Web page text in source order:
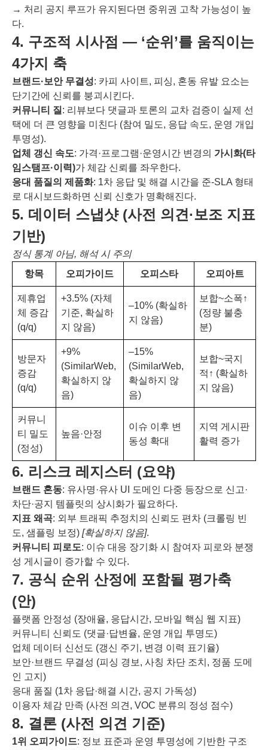
→ 처리 공지 루프가 유지된다면 중위권 고착 가능성이 높
다.
4. 구조적 시사점 — ‘순위’를 움직이는
4가지 축
브랜드·보안 무결성: 카피 사이트, 피싱, 혼동 유발 요소는
단기간에 신뢰를 붕괴시킨다.
커뮤니티 질 : 리뷰보다 댓글과 토론의 교차 검증이 실제 선
택에 더 큰 영향을 미친다 (참여 밀도, 응답 속도, 운영 개입
투명성).
업체 갱신 속도: 가격·프로그램·운영시간 변경의 가시화(타
임스탬프·이력)가 체감 신뢰를 좌우한다.
응대 품질의 제품화: 1차 응답 및 해결 시간을 준-SLA 형태
로 대시보드화하면 신뢰 신호가 명확해진다.
5. 데이터 스냅샷 (사전 의견·보조 지표
기반)
정식 통계 아님, 해석 시 주의
항목
오피가이드 오피스타 오피아트
제휴업
체 증감
(q/q)
+3.5% (자체
기준, 확실하
지 않음)
–10% (확실하
지 않음)
보합~소폭↑
(정량 불충
분)
방문자
증감
(q/q)
+9%
(SimilarWeb,
확실하지 않
음)
–15%
(SimilarWeb,
확실하지 않
음)
보합~국지
적↑ (확실하
지 않음)
커뮤니
티 밀도
(정성)
높음·안정
이슈 이후 변
동성 확대
지역 게시판
활력 증가
6. 리스크 레지스터 (요약)
브랜드 혼동: 유사명·유사 UI 도메인 다중 등장으로 신고·
차단·공지 템플릿의 상시화가 필요하다.
지표 왜곡: 외부 트래픽 추정치의 신뢰도 편차 (크롤링 빈
도, 샘플링 보정) [확실하지 않음].
커뮤니티 피로도: 이슈 대응 장기화 시 참여자 피로와 분쟁
성 게시글이 증가할 수 있다.
7. 공식 순위 산정에 포함될 평가축
(안)
플랫폼 안정성 (장애율, 응답시간, 모바일 핵심 웹 지표)
커뮤니티 신뢰도 (댓글·답변율, 운영 개입 투명도)
업체 데이터 신선도 (갱신 주기, 변경 이력 표기율)
보안·브랜드 무결성 (피싱 경보, 사칭 차단 조치, 정품 도메
인 고지)
응대 품질 (1차 응답·해결 시간, 공지 가독성)
이용자 체감 만족 (사전 의견, VOC 분류의 정성 점수)
8. 결론 (사전 의견 기준)
1위 오피가이드: 정보 표준과 운영 투명성에 기반한 구조